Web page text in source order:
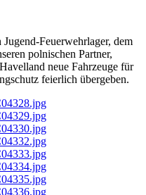
Feuerwehrlager, dem
polnischen Partner,
neue Fahrzeuge für
feierlich übergeben.